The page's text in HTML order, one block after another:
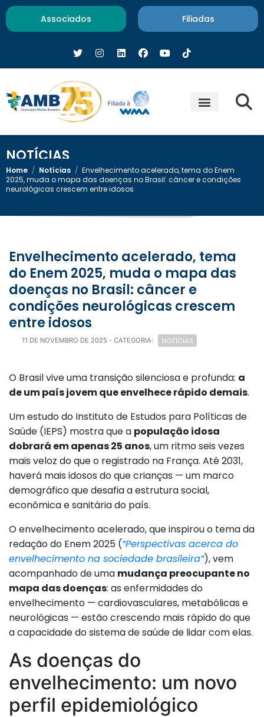
Associados Filiadas
NOTÍCIAS
Home / Notícias / Envelhecimento acelerado, tema do Enem
2025, muda o mapa das doenças no Brasil: câncer e condições
neurológicas crescem entre idosos
Envelhecimento acelerado, tema
do Enem 2025, muda o mapa das
doenças no Brasil: câncer e
condições neurológicas crescem
entre idosos
11 DE NOVEMBRO DE 2025 - CATEGORIA: NOTÍCIAS
O Brasil vive uma transição silenciosa e profunda: a
de um país jovem que envelhece rápido demais.
Um estudo do Instituto de Estudos para Políticas de
Saúde (IEPS) mostra que a população idosa
dobrará em apenas 25 anos, um ritmo seis vezes
mais veloz do que o registrado na França. Até 2031,
haverá mais idosos do que crianças — um marco
demográfico que desafia a estrutura social,
econômica e sanitária do país.
O envelhecimento acelerado, que inspirou o tema da
redação do Enem 2025 (“Perspectivas acerca do
envelhecimento na sociedade brasileira”), vem
acompanhado de uma mudança preocupante no
mapa das doenças: as enfermidades do
envelhecimento — cardiovasculares, metabólicas e
neurológicas — estão crescendo mais rápido do que
a capacidade do sistema de saúde de lidar com elas.
As doenças do
envelhecimento: um novo
perfil epidemiológico